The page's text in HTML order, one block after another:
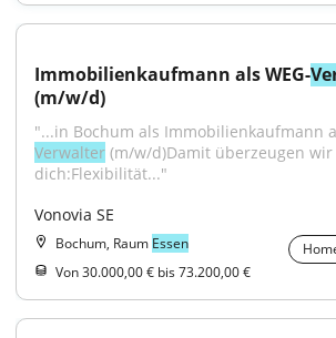
Immobilienkaufmann als WEG-
(m/w/d)
"...in Bochum als Immobilienkaufmann
Verwalter (m/w/d)Damit überzeugen wir
dich:Flexibilität..."
Vonovia SE
Bochum, Raum Essen
Von 30.000,00 € bis 73.200,00 €